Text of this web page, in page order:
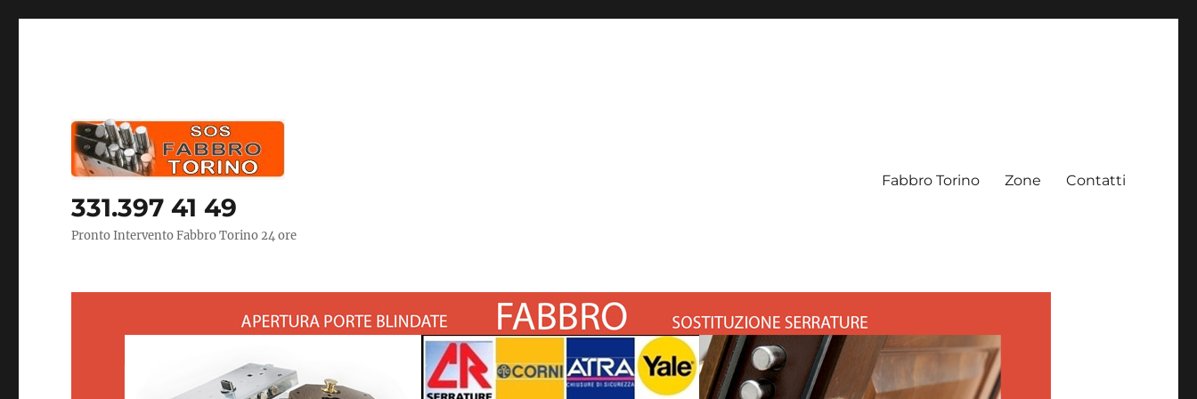
331.397 41 49
Pronto Intervento Fabbro Torino 24 ore
Fabbro Torino Zone Contatti